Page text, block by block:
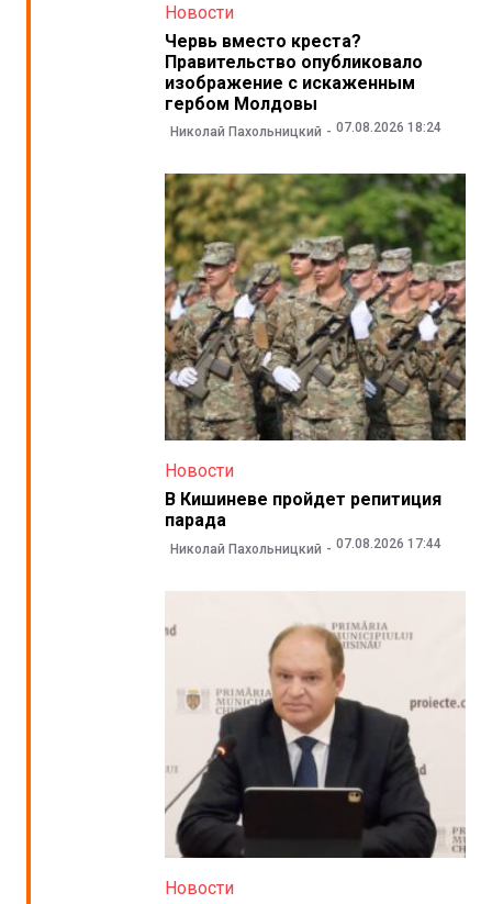
Новости
Червь вместо креста?
Правительство опубликовало
изображение с искаженным
гербом Молдовы
Николай Пахольницкий 07.08.2026 18:24
Новости
В Кишиневе пройдет репитиция
парада
Николай Пахольницкий 07.08.2026 17:44
Новости